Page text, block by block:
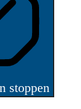
stoppen